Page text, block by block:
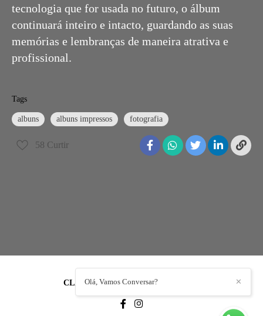
tecnologia que for usada no futuro, o álbum
continuará inteiro e intacto, guardando as suas
memórias e lembranças de maneira atrativa e
profissional.
Tags
albuns albuns impressos fotografia
58 Curtir
CLAUDEMIR AZEVEDO/ ✕
Olá, Vamos Conversar?